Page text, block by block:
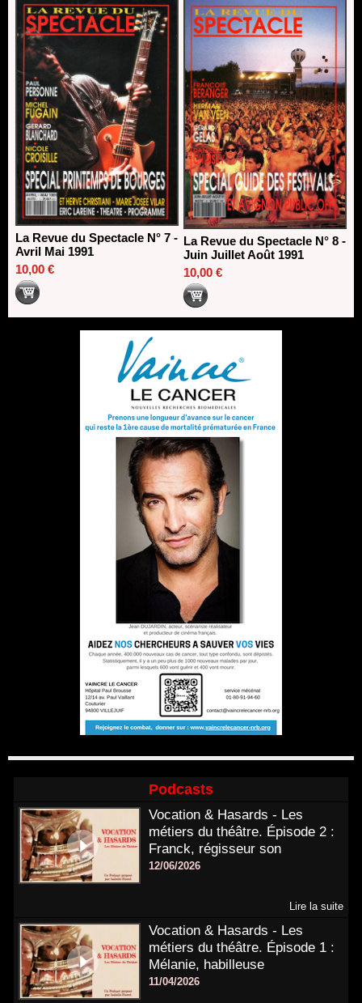
La Revue du Spectacle N° 7 -
Avril Mai 1991
10,00 €
La Revue du Spectacle N° 8 -
Juin Juillet Août 1991
10,00 €
Podcasts
Vocation & Hasards - Les
métiers du théâtre. Épisode 2 :
Franck, régisseur son
12/06/2026
Lire la suite
Vocation & Hasards - Les
métiers du théâtre. Épisode 1 :
Mélanie, habilleuse
11/04/2026